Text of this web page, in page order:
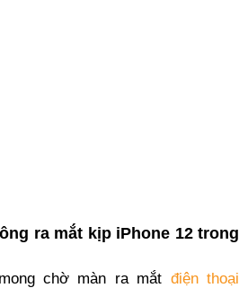
ra mắt kịp iPhone 12 trong
chờ màn ra mắt điện thoại